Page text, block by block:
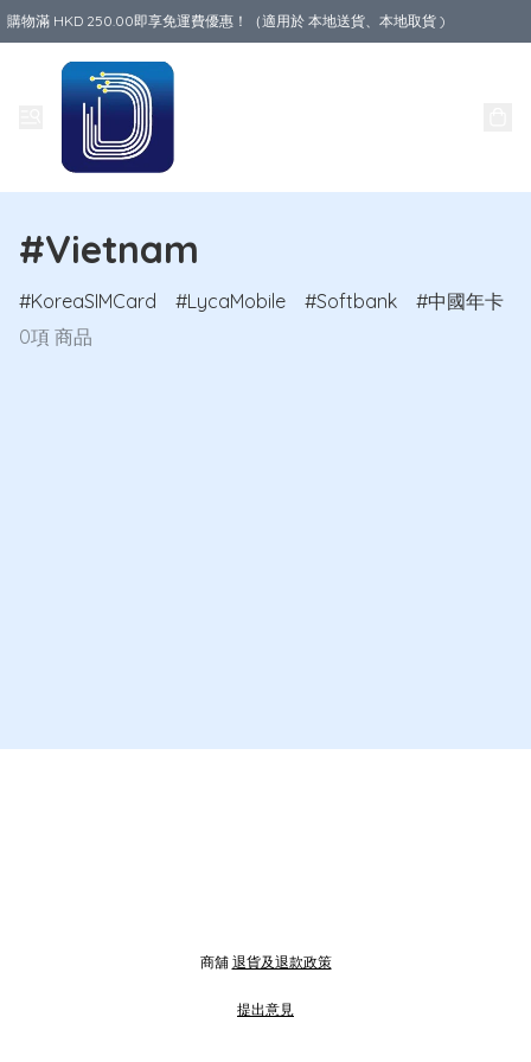
購物滿 HKD 250.00即享免運費優惠！（適用於 本地送貨、本地取貨 )
#Vietnam
KoreaSIMCard LycaMobile Softbank
中國年卡
0項 商品
商舖 退貨及退款政策
提出意見